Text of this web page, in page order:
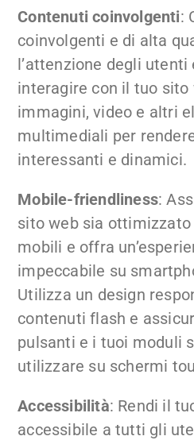
Contenuti coinvolgenti:
coinvolgenti e di alta
l’attenzione degli utenti
interagire con il tuo sito
immagini, video e altri
multimediali per
interessanti e dinamici.
Mobile-friendliness:
sito web sia
mobili e offra
impeccabile su
Utilizza un design
contenuti flash e
pulsanti e i tuoi moduli
utilizzare su schermi
Accessibilità: Rendi il
accessibile a tutti gli